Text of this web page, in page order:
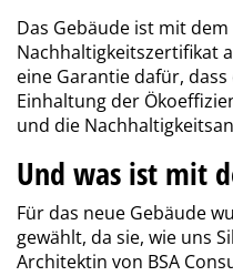
Das Gebäude ist mit dem
Nachhaltigkeitszertifikat
eine Garantie dafür,
Einhaltung der
und die
Und was ist mit
Für das neue Gebäude
gewählt, da sie, wie uns
Architektin von BSA